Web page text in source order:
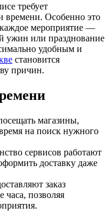
требует
времени. Особенно это
мероприятие —
ужин или празднование
удобным и
становится
причин.
магазины,
на поиск нужного
сервисов работают
доставку даже
заказ
часа, позволяя